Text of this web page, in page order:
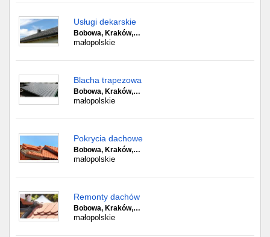
Usługi dekarskie
Bobowa, Kraków,…
małopolskie
Blacha trapezowa
Bobowa, Kraków,…
małopolskie
Pokrycia dachowe
Bobowa, Kraków,…
małopolskie
Remonty dachów
Bobowa, Kraków,…
małopolskie